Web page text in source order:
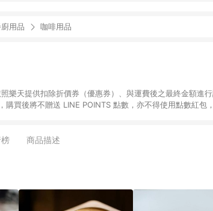
用品 咖啡用品
購買後將不贈送 LINE POINTS 點數，亦不得使用點數紅包
顏色、價位、贈品與台灣樂天市場銷售網頁不符，以銷售網頁標
台灣樂天市場保有更改條款與法律追訴之權利，活動詳情以
商品描述